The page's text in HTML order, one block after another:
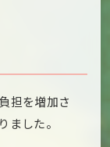
担を増加さ
ました。